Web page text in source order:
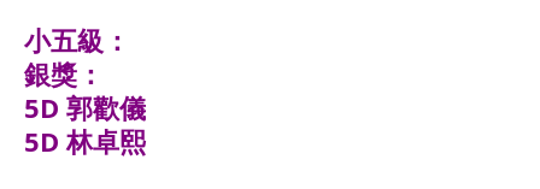
小五級：
銀獎：
5D 郭歡儀
5D 林卓熙